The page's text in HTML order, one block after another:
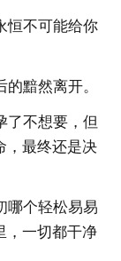
不可能给你
黯然离开。
不想要，但
，最终还是决
个轻松易易
，一切都干净